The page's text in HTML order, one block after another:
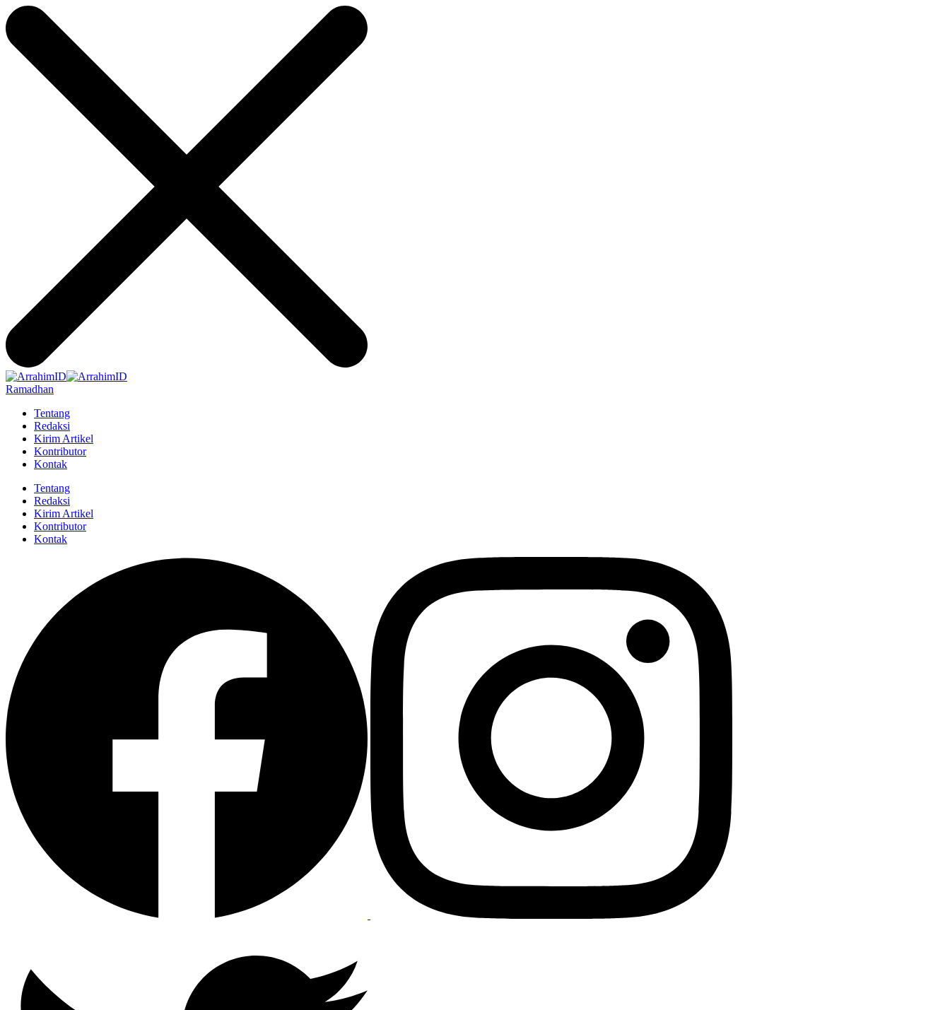
Ramadhan
Tentang
Redaksi
Kirim Artikel
Kontributor
Kontak
Tentang
Redaksi
Kirim Artikel
Kontributor
Kontak